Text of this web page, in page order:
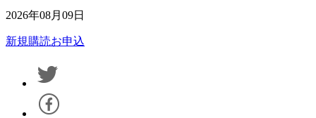
2026年08月09日
新規購読お申込